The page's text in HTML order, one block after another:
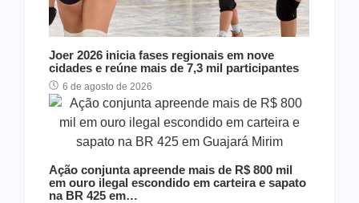
Joer 2026 inicia fases regionais em nove
cidades e reúne mais de 7,3 mil participantes
6 de agosto de 2026
Ação conjunta apreende mais de R$ 800 mil
em ouro ilegal escondido em carteira e sapato
na BR 425 em…